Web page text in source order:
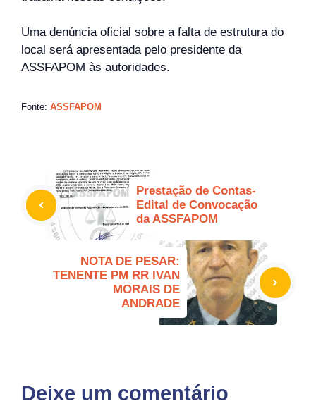
Uma denúncia oficial sobre a falta de estrutura do
local será apresentada pelo presidente da
ASSFAPOM às autoridades.
Fonte: ASSFAPOM
Prestação de Contas-
Edital de Convocação
da ASSFAPOM
NOTA DE PESAR:
TENENTE PM RR IVAN
MORAIS DE
ANDRADE
Deixe um comentário